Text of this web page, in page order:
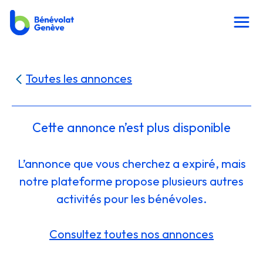
Toutes les annonces
Cette annonce n’est plus disponible
L’annonce que vous cherchez a expiré, mais
notre plateforme propose plusieurs autres
activités pour les bénévoles.
Consultez toutes nos annonces